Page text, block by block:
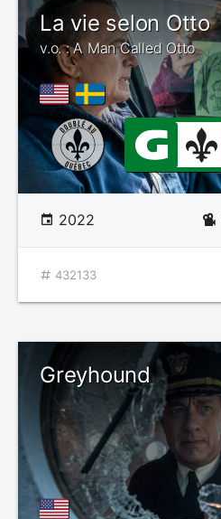
La vie selon Otto
v.o. : A Man Called Otto
2022
432133
Greyhound